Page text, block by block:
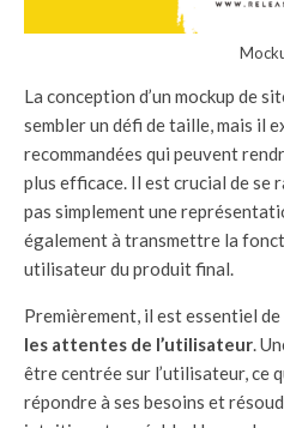
La conception d’un mockup de
sembler un défi de taille, mais il
recommandées qui peuvent
plus efficace. Il est crucial de se
pas simplement une
également à transmettre la
utilisateur du produit final.
Premièrement, il est essentiel de
les attentes de l’utilisateur.
être centrée sur l’utilisateur, ce
répondre à ses besoins et